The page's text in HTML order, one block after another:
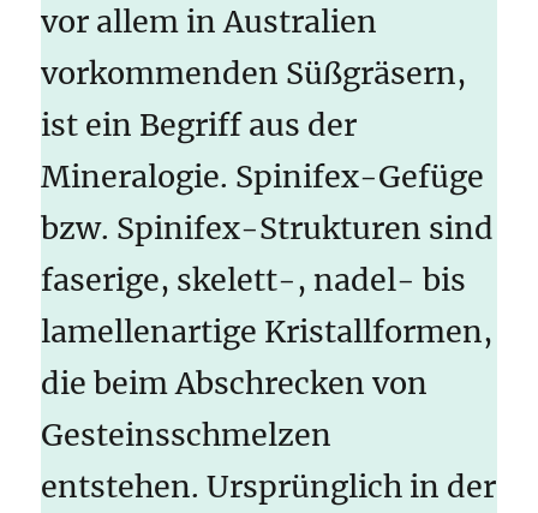
vor allem in Australien
vorkommenden Süßgräsern,
ist ein Begriff aus der
Mineralogie. Spinifex-Gefüge
bzw. Spinifex-Strukturen sind
faserige, skelett-, nadel- bis
lamellenartige Kristallformen,
die beim Abschrecken von
Gesteinsschmelzen
entstehen. Ursprünglich in der